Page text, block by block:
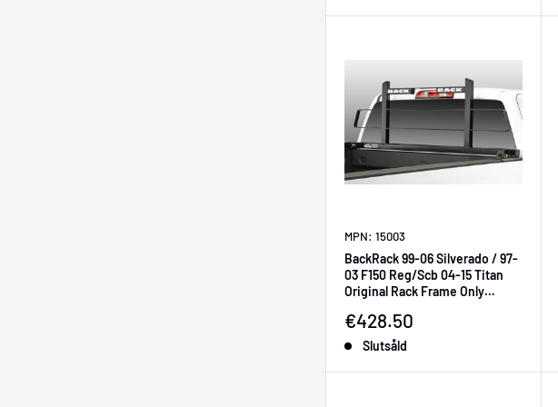
MPN: 15003
BackRack 99-06 Silverado / 97-
03 F150 Reg/Scb 04-15 Titan
Original Rack Frame Only
Försäljningspris
€428.50
Slutsåld